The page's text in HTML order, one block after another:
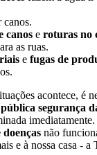
canos.
canos e roturas no
as ruas.
e fugas de
acontece, é
segurança
não
e à nossa casa - a